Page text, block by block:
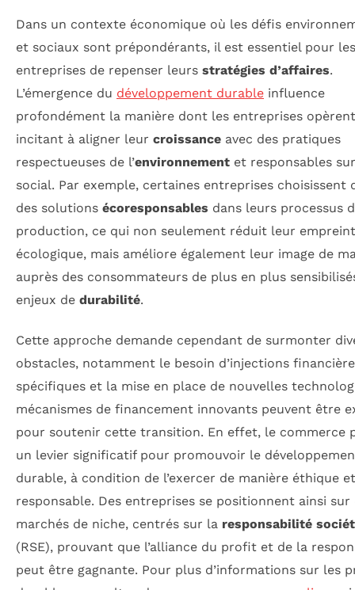
Dans un contexte économique où les défis
et sociaux sont prépondérants, il est essentiel pour les
entreprises de repenser leurs stratégies d’affaires.
L’émergence du développement durable influence
profondément la manière dont les entreprises
incitant à aligner leur croissance avec des pratiques
respectueuses de l’environnement et responsables
social. Par exemple, certaines entreprises choisissent
des solutions écoresponsables dans leurs processus
production, ce qui non seulement réduit leur
écologique, mais améliore également leur image de
auprès des consommateurs de plus en plus
enjeux de durabilité.
Cette approche demande cependant de surmonter
obstacles, notamment le besoin d’injections
spécifiques et la mise en place de nouvelles
mécanismes de financement innovants peuvent être
pour soutenir cette transition. En effet, le commerce
un levier significatif pour promouvoir le
durable, à condition de l’exercer de manière éthique et
responsable. Des entreprises se positionnent ainsi sur
marchés de niche, centrés sur la responsabilité
(RSE), prouvant que l’alliance du profit et de la
peut être gagnante. Pour plus d’informations sur les